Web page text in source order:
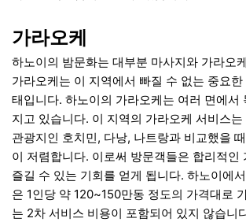
가라오케
하노이의 밤문화는 대부분 마사지와 가라오
가라오케는 이 지역에서 빠질 수 없는 중요
태입니다. 하노이의 가라오케는 여러 면에서
지고 있습니다. 이 지역의 가라오케 서비스
관광지인 호치민, 다낭, 나트랑과 비교했을
이 저렴합니다. 이로써 방문객들은 합리적인
즐길 수 있는 기회를 얻게 됩니다. 하노이에
은 1인당 약 120~150만동 정도의 가격대로
는 2차 서비스 비용이 포함되어 있지 않습니